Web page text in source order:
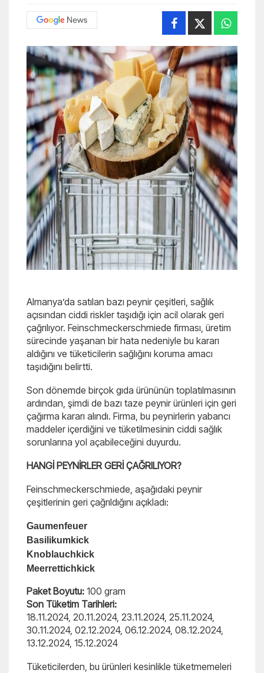
Almanya’da satılan bazı peynir çeşitleri, sağlık
açısından ciddi riskler taşıdığı için acil olarak geri
çağrılıyor. Feinschmeckerschmiede firması, üretim
sürecinde yaşanan bir hata nedeniyle bu kararı
aldığını ve tüketicilerin sağlığını koruma amacı
taşıdığını belirtti.
Son dönemde birçok gıda ürününün toplatılmasının
ardından, şimdi de bazı taze peynir ürünleri için geri
çağırma kararı alındı. Firma, bu peynirlerin yabancı
maddeler içerdiğini ve tüketilmesinin ciddi sağlık
sorunlarına yol açabileceğini duyurdu.
HANGİ PEYNİRLER GERİ ÇAĞRILIYOR?
Feinschmeckerschmiede, aşağıdaki peynir
çeşitlerinin geri çağrıldığını açıkladı:
Gaumenfeuer
Basilikumkick
Knoblauchkick
Meerrettichkick
Paket Boyutu: 100 gram
Son Tüketim Tarihleri:
18.11.2024, 20.11.2024, 23.11.2024, 25.11.2024,
30.11.2024, 02.12.2024, 06.12.2024, 08.12.2024,
13.12.2024, 15.12.2024
Tüketicilerden, bu ürünleri kesinlikle tüketmemeleri